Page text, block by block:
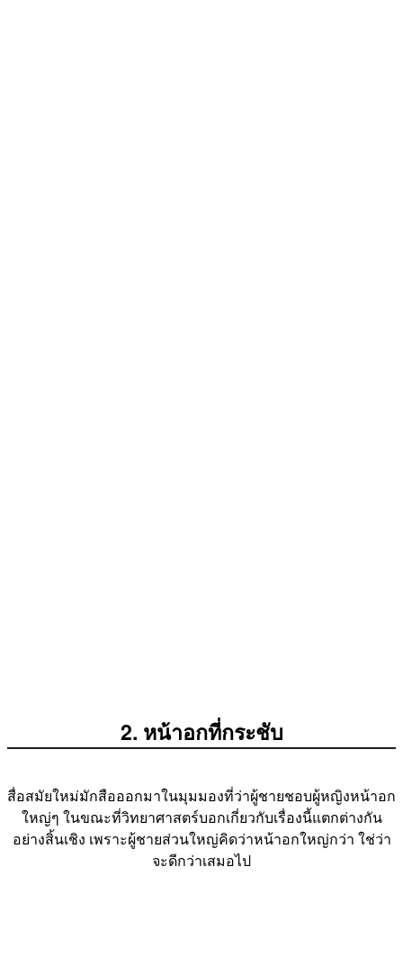
2. หน้าอกที่กระชับ
สื่อสมัยใหม่มักสือออกมาในมุมมองที่ว่าผู้ชายชอบผู้หญิงหน้าอก
ใหญ่ๆ ในขณะที่วิทยาศาสตร์บอกเกี่ยวกับเรื่องนี้แตกต่างกัน
อย่างสิ้นเชิง เพราะผู้ชายส่วนใหญ่คิดว่าหน้าอกใหญ่กว่า ใช่ว่า
จะดีกว่าเสมอไป